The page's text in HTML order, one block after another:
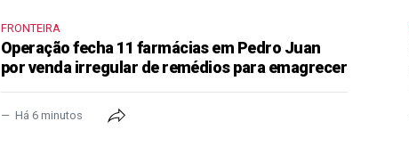
FRONTEIRA
Operação fecha 11 farmácias em Pedro Juan
por venda irregular de remédios para emagrecer
Há 6 minutos